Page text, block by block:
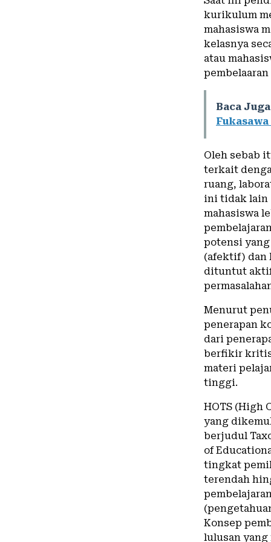
kurikulum
mahasiswa
kelasnya
atau
Baca Juga
Oleh sebab
terkait
ruang,
ini tidak lain
mahasiswa
potensi
(afektif) dan
dituntut aktif
Menurut
penerapan
dari
berfikir
materi
tinggi.
HOTS (High
yang
berjudul
of
tingkat
terendah
Konsep
lulusan